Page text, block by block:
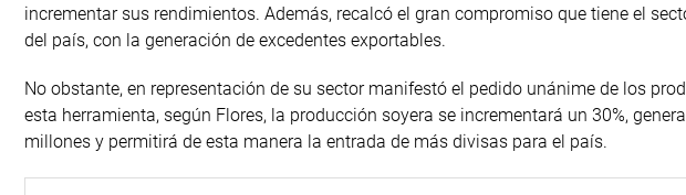
incrementar sus rendimientos. Además, recalcó el gran compromiso que tiene el
del país, con la generación de excedentes exportables.
No obstante, en representación de su sector manifestó el pedido unánime de los
esta herramienta, según Flores, la producción soyera se incrementará un 30%,
millones y permitirá de esta manera la entrada de más divisas para el país.